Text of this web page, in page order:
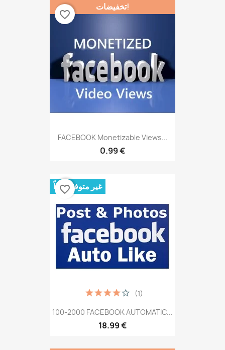
FACEBOOK Monetizable Views...
0.99 €
تخفيضات!
favorite_border
100-2000 FACEBOOK AUTOMATIC...
18.99 €
(1)
غير متوفر حالياً
favorite_border